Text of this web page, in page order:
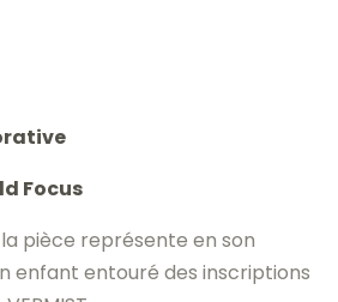
Focus
pièce représente en son
enfant entouré des inscriptions